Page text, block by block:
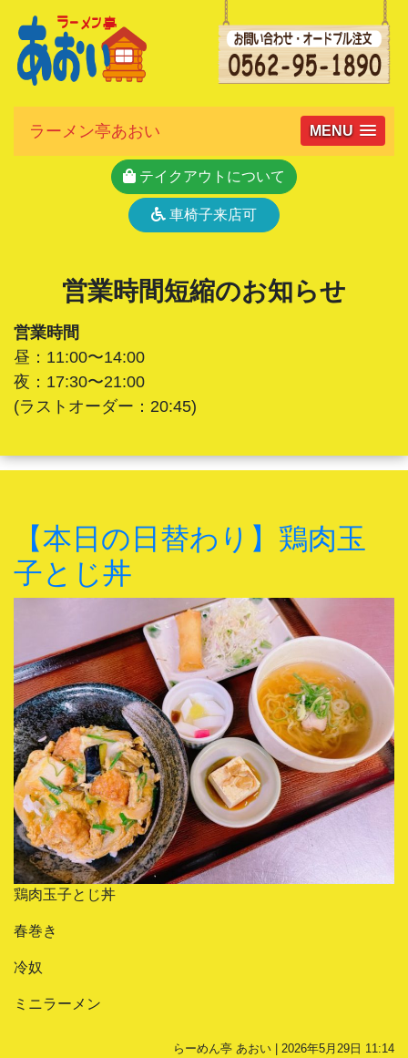
ラーメン亭あおい MENU
テイクアウトについて
車椅子来店可
営業時間短縮のお知らせ
営業時間
昼：11:00〜14:00
夜：17:30〜21:00
(ラストオーダー：20:45)
【本日の日替わり】鶏肉玉
子とじ丼
鶏肉玉子とじ丼
春巻き
冷奴
ミニラーメン
らーめん亭 あおい | 2026年5月29日 11:14